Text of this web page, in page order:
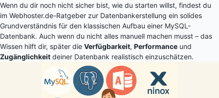
Wenn du dir noch nicht sicher bist, wie du starten willst, findest du
im Webhoster.de-Ratgeber zur Datenbankerstellung ein solides
Grundverständnis für den klassischen Aufbau einer MySQL-
Datenbank. Auch wenn du nicht alles manuell machen musst – das
Wissen hilft dir, später die Verfügbarkeit, Performance und
Zugänglichkeit deiner Datenbank realistisch einzuschätzen.